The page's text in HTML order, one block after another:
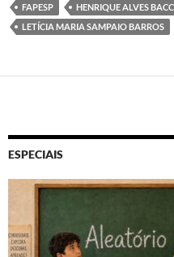
FAPESP
HENRIQUE ALVES
LETÍCIA MARIA SAMPAIO BARROS
ESPECIAIS